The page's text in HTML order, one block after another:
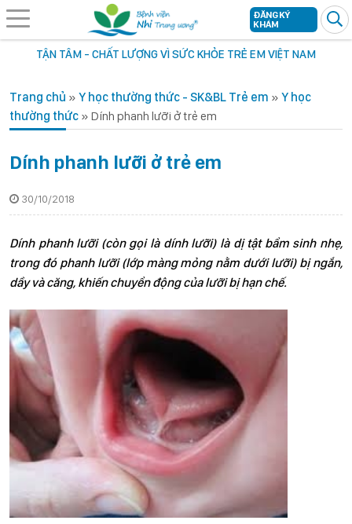
TẬN TÂM - CHẤT LƯỢNG VÌ SỨC KHỎE TRẺ EM VIỆT NAM
ĐĂNG KÝ
KHÁM
Trang chủ » Y học thường thức - SK&BL Trẻ em » Y học
thường thức » Dính phanh lưỡi ở trẻ em
Dính phanh lưỡi ở trẻ em
30/10/2018
Dính phanh lưỡi (còn gọi là dính lưỡi) là dị tật bẩm sinh nhẹ,
trong đó phanh lưỡi (lớp màng mỏng nằm dưới lưỡi) bị ngắn,
dầy và căng, khiến chuyển động của lưỡi bị hạn chế.